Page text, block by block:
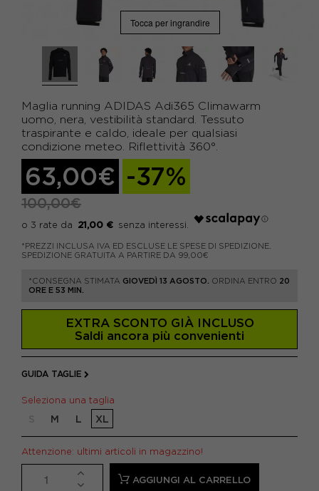
Tocca per ingrandire
Maglia running ADIDAS Adi365 Climawarm
uomo, nera, vestibilità standard. Tessuto
traspirante e caldo, ideale per qualsiasi
condizione meteo. Riflettività 360°.
63,00€ -37%
100,00€
21,00 €
*PREZZI INCLUSA IVA ED ESCLUSE LE SPESE DI SPEDIZIONE.
SPEDIZIONE GRATUITA A PARTIRE DA 99,00€
*CONSEGNA STIMATA GIOVEDÌ 13 AGOSTO. ORDINA ENTRO 20
ORE E 53 MIN.
EXTRA SCONTO GIÀ INCLUSO
Saldi ancora più convenienti
GUIDA TAGLIE
Seleziona una taglia
M L XL
Attenzione: ultimi articoli in magazzino!
AGGIUNGI AL CARRELLO